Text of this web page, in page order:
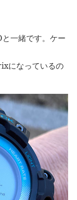
一緒です。ケー
になっているの